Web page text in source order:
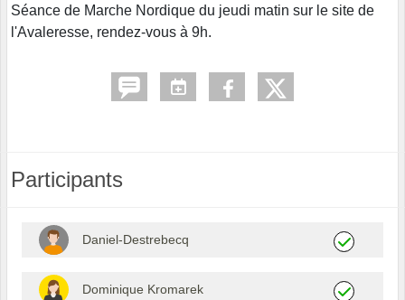
Séance de Marche Nordique du jeudi matin sur le site de
l'Avaleresse, rendez-vous à 9h.
Participants
Daniel-Destrebecq
Dominique Kromarek